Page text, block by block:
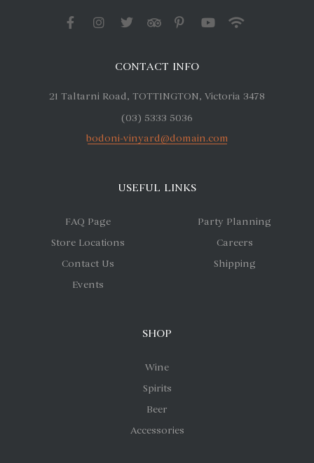
USEFUL LINKS
FAQ Page
Store Locations
Contact Us
Events
Party Planning
Careers
Shipping
SHOP
Wine
Spirits
Beer
Accessories
CONTACT INFO
21 Taltarni Road, TOTTINGTON, Victoria 3478
(03) 5333 5036
bodoni-vinyard@domain.com